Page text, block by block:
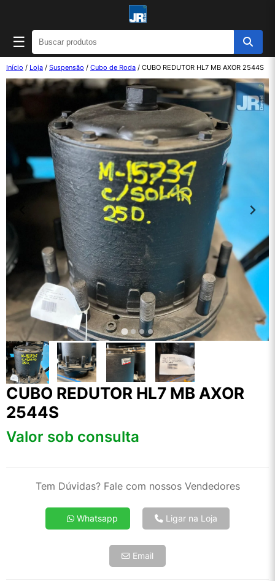
☰
Início / Loja / Suspensão / Cubo de Roda / CUBO REDUTOR HL7 MB AXOR 2544S
CUBO REDUTOR HL7 MB AXOR
2544S
Valor sob consulta
Tem Dúvidas? Fale com nossos Vendedores
Whatsapp Ligar na Loja
Email